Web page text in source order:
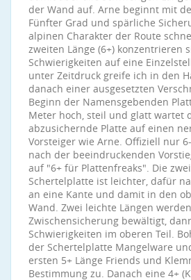
der Wand auf. Arne beginnt mit
Fünfter Grad und spärliche
alpinen Charakter der Route
zweiten Länge (6+) konzentrieren
Schwierigkeiten auf eine
unter Zeitdruck greife ich in den
danach einer ausgesetzten
Beginn der Namensgebenden
Meter hoch, steil und glatt wartet
abzusichernde Platte auf einen
Vorsteiger wie Arne. Offiziell nur
nach der beeindruckenden
auf "6+ für Plattenfreaks". Die
Schertelplatte ist leichter, dafür
an eine Kante und damit in den
Wand. Zwei leichte Längen
Zwischensicherung bewältigt,
Schwierigkeiten im oberen Teil.
der Schertelplatte Mangelware
ersten 5+ Länge Friends und
Bestimmung zu. Danach eine 4+